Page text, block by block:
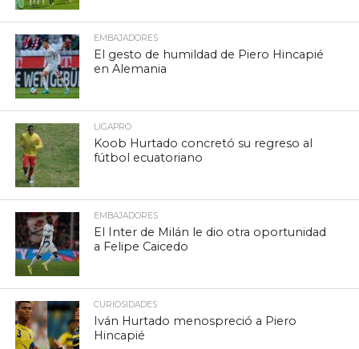
EMBAJADORES
El gesto de humildad de Piero Hincapié
en Alemania
LIGAPRO
Koob Hurtado concretó su regreso al
fútbol ecuatoriano
EMBAJADORES
El Inter de Milán le dio otra oportunidad
a Felipe Caicedo
CURIOSIDADES
Iván Hurtado menospreció a Piero
Hincapié